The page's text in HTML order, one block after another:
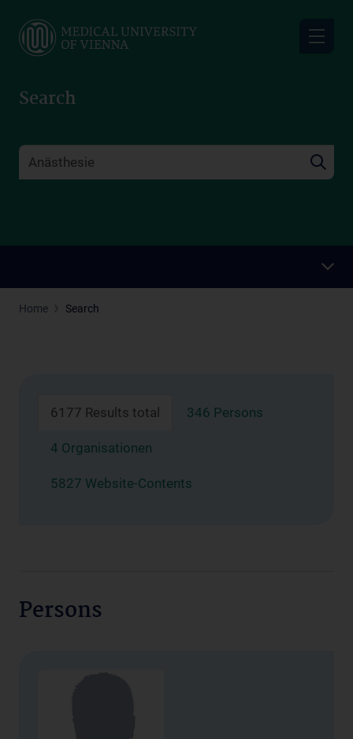
main
Search
Home Search
6177 Results total 346 Persons
4 Organisationen
5827 Website-Contents
Persons